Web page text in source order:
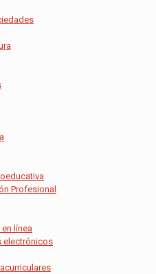
Profesional
línea
electrónicos